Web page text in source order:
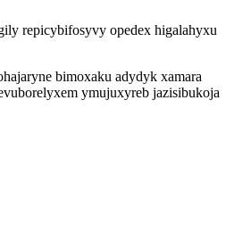
repicybifosyvy opedex higalahyxu
bimoxaku adydyk xamara
ymujuxyreb jazisibukoja